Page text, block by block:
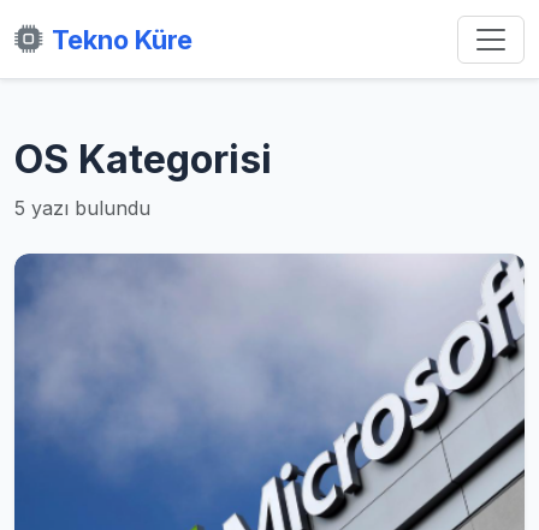
Tekno Küre
OS Kategorisi
5 yazı bulundu